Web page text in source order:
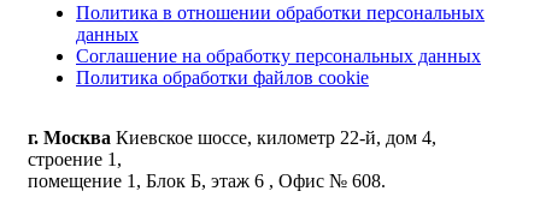
Политика в отношении обработки персональных
данных
Соглашение на обработку персональных данных
Политика обработки файлов cookie
г. Москва Киевское шоссе, километр 22-й, дом 4,
строение 1,
помещение 1, Блок Б, этаж 6 , Офис № 608.